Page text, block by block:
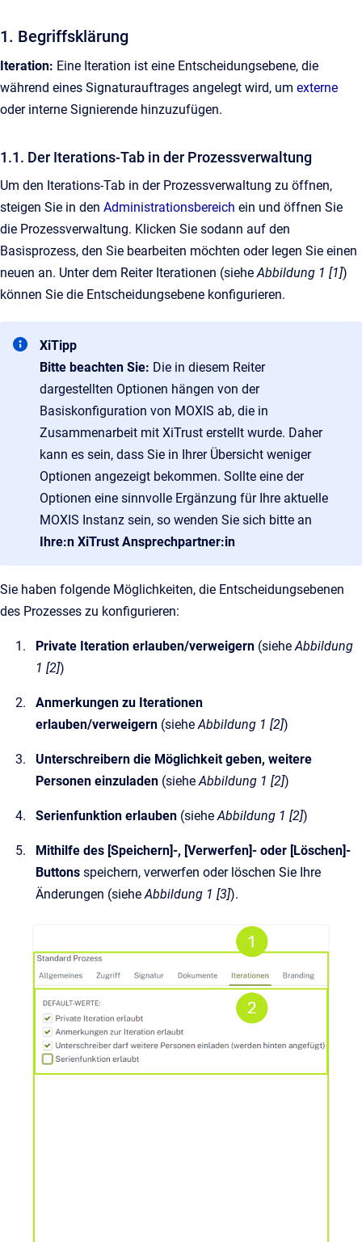
1. Begriffsklärung
Iteration: Eine Iteration ist eine Entscheidungsebene, die
während eines Signaturauftrages angelegt wird, um externe
oder interne Signierende hinzuzufügen.
1.1. Der Iterations-Tab in der Prozessverwaltung
Um den Iterations-Tab in der Prozessverwaltung zu öffnen,
steigen Sie in den Administrationsbereich ein und öffnen Sie
die Prozessverwaltung. Klicken Sie sodann auf den
Basisprozess, den Sie bearbeiten möchten oder legen Sie einen
neuen an. Unter dem Reiter Iterationen (sieheAbbildung 1 [1])
können Sie die Entscheidungsebene konfigurieren.
XiTipp
Bitte beachten Sie: Die in diesem Reiter
dargestellten Optionen hängen von der
Basiskonfiguration von MOXIS ab, die in
Zusammenarbeit mit XiTrust erstellt wurde. Daher
kann es sein, dass Sie in Ihrer Übersicht weniger
Optionen angezeigt bekommen. Sollte eine der
Optionen eine sinnvolle Ergänzung für Ihre aktuelle
MOXIS Instanz sein, so wenden Sie sich bitte an
Ihre:n XiTrust Ansprechpartner:in
Sie haben folgende Möglichkeiten, die Entscheidungsebenen
des Prozesses zu konfigurieren:
Private Iteration erlauben/verweigern (sieheAbbildung
1 [2])
Anmerkungen zu Iterationen
erlauben/verweigern (sieheAbbildung 1 [2])
Unterschreibern die Möglichkeit geben, weitere
Personen einzuladen (sieheAbbildung 1 [2])
Serienfunktion erlauben (sieheAbbildung 1 [2])
Mithilfe des [Speichern]-, [Verwerfen]- oder [Löschen]-
Buttons speichern, verwerfen oder löschen Sie Ihre
Änderungen (sieheAbbildung 1 [3]).